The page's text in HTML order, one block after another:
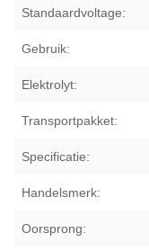
Standaardvoltage:
Gebruik:
Elektrolyt:
Transportpakket:
Specificatie:
Handelsmerk:
Oorsprong: